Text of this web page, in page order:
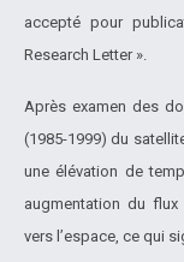
accepté pour
Research Letter ».
Après examen des
(1985-1999) du
une élévation de
augmentation du flux
vers l’espace, ce qui